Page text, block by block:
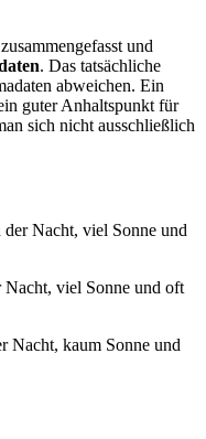
und
. Das tatsächliche
abweichen. Ein
guter Anhaltspunkt für
sich nicht ausschließlich
Nacht, viel Sonne und
Nacht, viel Sonne und oft
Nacht, kaum Sonne und